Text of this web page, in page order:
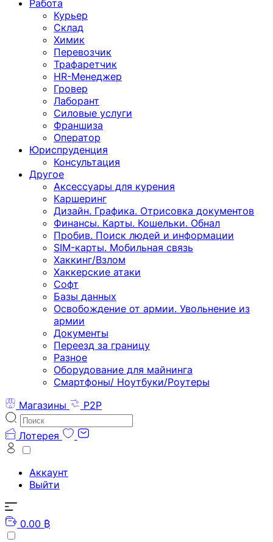
Работа
Курьер
Склад
Химик
Перевозчик
Трафаретчик
HR-Менеджер
Гровер
Лаборант
Силовые услуги
Франшиза
Оператор
Юриспруденция
Консультация
Другoе
Аксессуары для курения
Каршеринг
Дизайн. Графика. Отрисовка документов
Финансы. Карты. Кошельки. Обнал
Пробив. Поиск людей и информации
SIM-карты. Мобильная связь
Хаккинг/Взлом
Хаккерские атаки
Софт
Базы данных
Освобождение от армии. Увольнение из
армии
Документы
Переезд за границу
Разное
Оборудование для майнинга
Смартфоны/ Ноутбуки/Роутеры
Магазины
P2P
Лотерея
Аккаунт
Выйти
0.00 ₿